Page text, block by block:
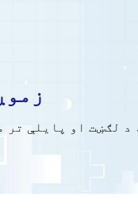
د لګښت او پایلې تر